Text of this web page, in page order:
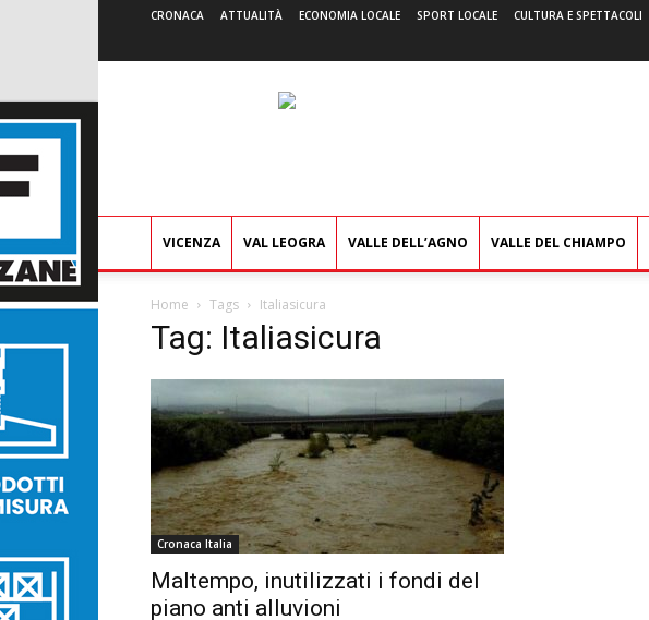
CRONACA ATTUALITÀ ECONOMIA LOCALE SPORT LOCALE CULTURA E SPETTACOLI
VICENZA VAL LEOGRA VALLE DELL’AGNO VALLE DEL CHIAMPO
Home Tags Italiasicura
Tag: Italiasicura
Cronaca Italia
Maltempo, inutilizzati i fondi del
piano anti alluvioni